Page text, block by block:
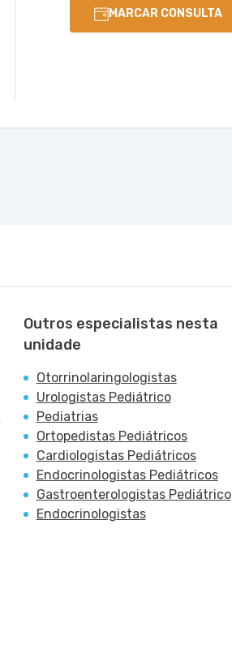
MARCAR CONSULTA
Outros especialistas nesta
unidade
Otorrinolaringologistas
Urologistas Pediátrico
Pediatrias
Ortopedistas Pediátricos
Cardiologistas Pediátricos
Endocrinologistas Pediátricos
Gastroenterologistas Pediátrico
Endocrinologistas